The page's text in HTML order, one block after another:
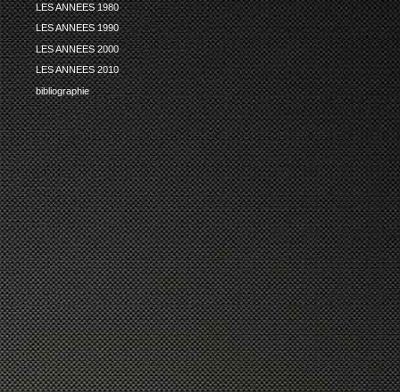
LES ANNEES 1980
LES ANNEES 1990
LES ANNEES 2000
LES ANNEES 2010
bibliographie